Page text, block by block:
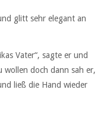
glitt sehr elegant an
Vater“, sagte er und
wollen doch dann sah er,
ließ die Hand wieder